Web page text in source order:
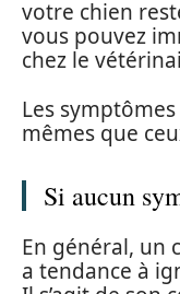
votre chien
vous pouvez
chez le
Les
mêmes que
Si aucun
En général, un
a tendance à